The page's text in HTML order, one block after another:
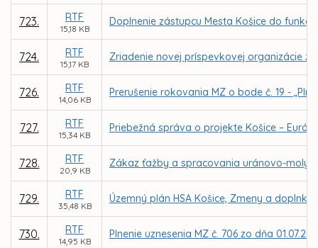
723. RTF
15,18 KB
Doplnenie zástupcu Mesta Košice do
724. RTF
15,17 KB
Zriadenie novej príspevkovej organizácie
726. RTF
14,06 KB
Prerušenie rokovania MZ o bode č. 19 -
727. RTF
15,34 KB
Priebežná správa o projekte Košice –
728. RTF
20,9 KB
Zákaz ťažby a spracovania uránovo-
729. RTF
35,48 KB
Územný plán HSA Košice, Zmeny a doplnky
730. RTF
14,95 KB
Plnenie uznesenia MZ č. 706 zo dňa